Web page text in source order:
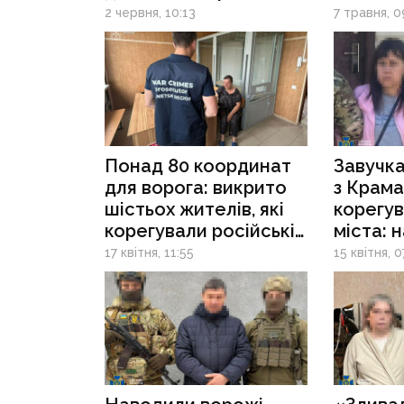
бомбити
Краматорськ
2 червня, 10:13
у
7 травня,
Понад 80 координат
для ворога: викрито
шістьох жителів, які
корегували російські
удари по містах
Донеччини
17 квітня, 11:55
з
міста:
15 квітня,